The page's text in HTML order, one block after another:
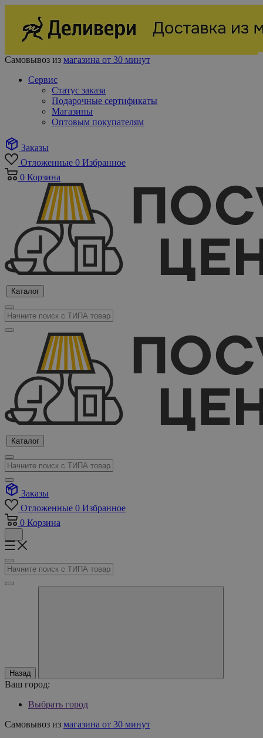
Самовывоз из магазина от 30 минут
Сервис
Статус заказа
Подарочные сертификаты
Магазины
Оптовым покупателям
Заказы
Отложенные 0 Избранное
0 Корзина
Каталог
Каталог
Заказы
Отложенные 0 Избранное
0 Корзина
Назад
Ваш город:
Выбрать город
Самовывоз из магазина от 30 минут